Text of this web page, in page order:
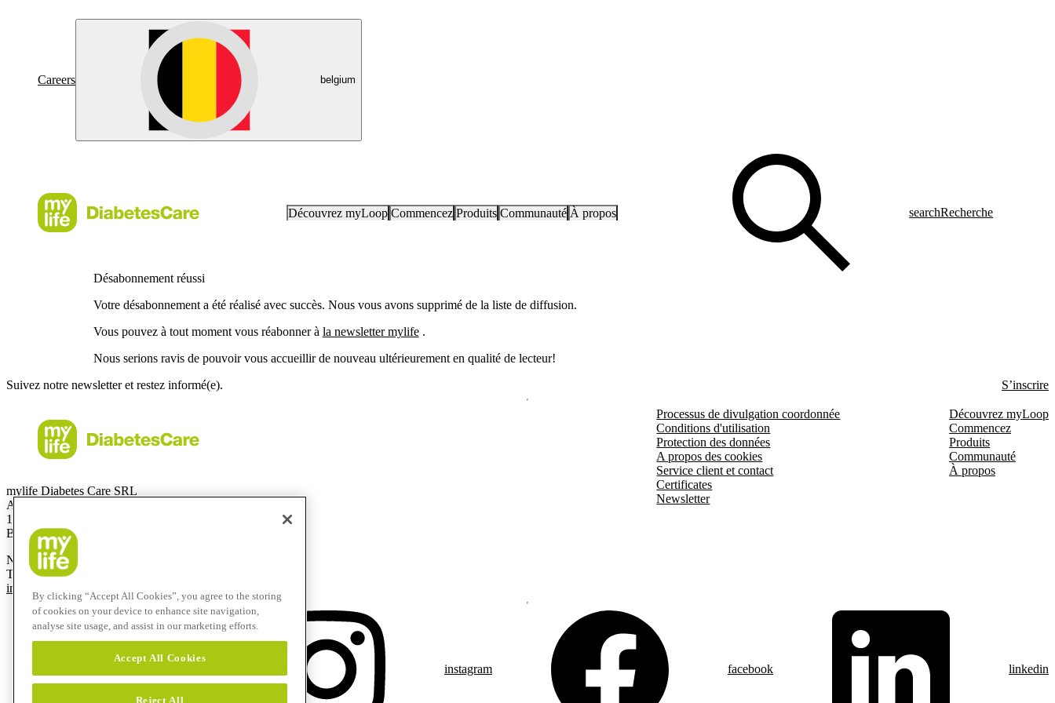
Careers belgium
Découvrez myLoop Commencez Produits Communauté À propos searchRecherche
Désabonnement réussi
Votre désabonnement a été réalisé avec succès. Nous vous avons supprimé de la liste de diffusion.
Vous pouvez à tout moment vous réabonner à la newsletter mylife.
Nous serions ravis de pouvoir vous accueillir de nouveau ultérieurement en qualité de lecteur!
Suivez notre newsletter et restez informé(e).
S’inscrire
mylife Diabetes Care SRL
Allée de la Recherche 12
1070 Bruxelles
Belgique
Numéro gratuit:
T
+32 2290 6206
info@mylife-diabetescare.be
Processus de divulgation coordonnée
Conditions d'utilisation
Protection des données
A propos des cookies
Service client et contact
Certificates
Newsletter
Découvrez myLoop
Commencez
Produits
Communauté
À propos
instagram facebook linkedin
By clicking “Accept All Cookies”, you agree to the storing
of cookies on your device to enhance site navigation,
analyse site usage, and assist in our marketing efforts.
Accept All Cookies
Reject All